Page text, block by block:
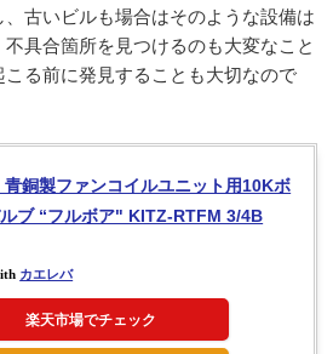
古いビルも場合はそのような設備は
具合箇所を見つけるのも大変なこと
る前に発見することも大切なので
青銅製ファンコイルユニット用10Kボ
ブ “フルボア" KITZ-RTFM 3/4B
カエレバ
楽天市場でチェック